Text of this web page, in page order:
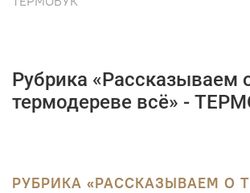
Рубрика «Рассказываем
термодереве всё» -
РУБРИКА «РАССКАЗЫВАЕМ О